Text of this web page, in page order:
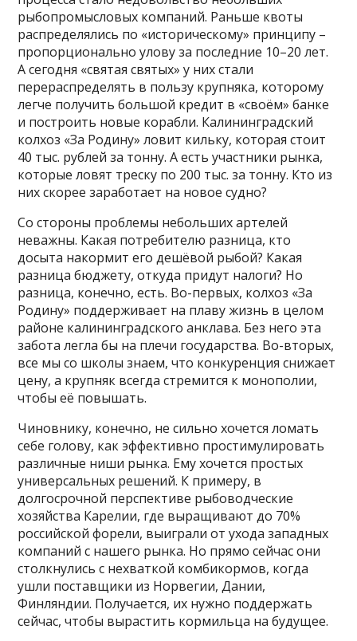
рыбопромысловых компаний. Раньше квоты
распределялись по «историческому» принципу –
пропорционально улову за последние 10–20 лет.
А сегодня «святая святых» у них стали
перераспределять в пользу крупняка, которому
легче получить большой кредит в «своём» банке
и построить новые корабли. Калининградский
колхоз «За Родину» ловит кильку, которая стоит
40 тыс. рублей за тонну. А есть участники рынка,
которые ловят треску по 200 тыс. за тонну. Кто из
них скорее заработает на новое судно?
Со стороны проблемы небольших артелей
неважны. Какая потребителю разница, кто
досыта накормит его дешёвой рыбой? Какая
разница бюджету, откуда придут налоги? Но
разница, конечно, есть. Во-первых, колхоз «За
Родину» поддерживает на плаву жизнь в целом
районе калининградского анклава. Без него эта
забота легла бы на плечи государства. Во-вторых,
все мы со школы знаем, что конкуренция снижает
цену, а крупняк всегда стремится к монополии,
чтобы её повышать.
Чиновнику, конечно, не сильно хочется ломать
себе голову, как эффективно простимулировать
различные ниши рынка. Ему хочется простых
универсальных решений. К примеру, в
долгосрочной перспективе рыбоводческие
хозяйства Карелии, где выращивают до 70%
российской форели, выиграли от ухода западных
компаний с нашего рынка. Но прямо сейчас они
столкнулись с нехваткой комбикормов, когда
ушли поставщики из Норвегии, Дании,
Финляндии. Получается, их нужно поддержать
сейчас, чтобы вырастить кормильца на будущее.